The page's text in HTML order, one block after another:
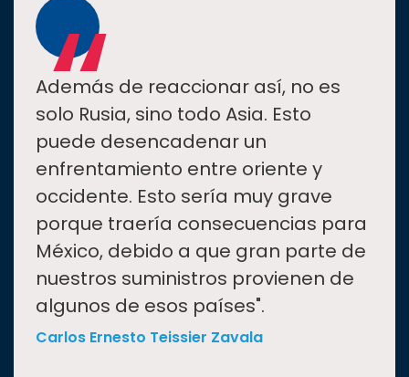
“
Además de reaccionar así, no es
solo Rusia, sino todo Asia. Esto
puede desencadenar un
enfrentamiento entre oriente y
occidente. Esto sería muy grave
porque traería consecuencias para
México, debido a que gran parte de
nuestros suministros provienen de
algunos de esos países".
Carlos Ernesto Teissier Zavala